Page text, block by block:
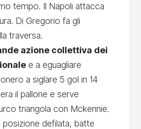
tempo. Il Napoli attacca
Di Gregorio fa gli
traversa.
azione collettiva dei
e a eguagliare
a siglare 5 gol in 14
il pallone e serve
triangola con Mckennie.
posizione defilata, batte